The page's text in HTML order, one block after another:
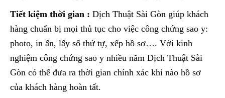
Tiết kiệm thời gian : Dịch Thuật Sài Gòn giúp khách
hàng chuẩn bị mọi thủ tục cho việc công chứng sao y:
photo, in ấn, lấy số thứ tự, xếp hồ sơ…. Với kinh
nghiệm công chứng sao y nhiều năm Dịch Thuật Sài
Gòn có thể đưa ra thời gian chính xác khi nào hồ sơ
của khách hàng hoàn tất.